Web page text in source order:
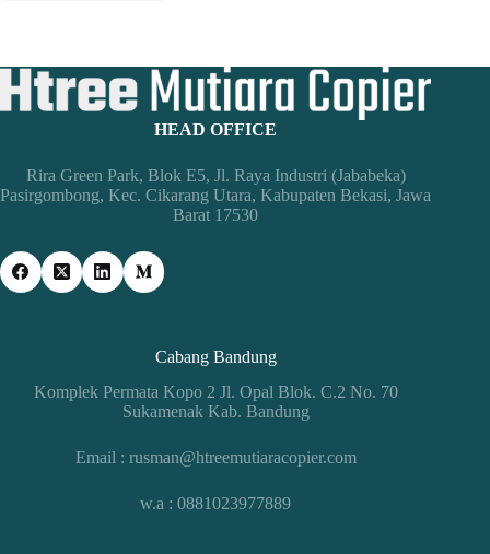
HEAD OFFICE
Rira Green Park, Blok E5, Jl. Raya Industri (Jababeka)
Pasirgombong, Kec. Cikarang Utara, Kabupaten Bekasi, Jawa
Barat 17530
Cabang Bandung
Komplek Permata Kopo 2 Jl. Opal Blok. C.2 No. 70
Sukamenak Kab. Bandung
Email : rusman@htreemutiaracopier.com
w.a : 0881023977889